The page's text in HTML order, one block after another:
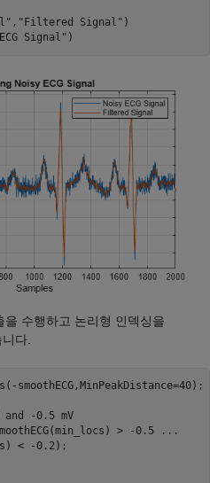
, "Filtered Signal" )
Signal" )
수행하고 논리형 인덱싱을
다.
and -0.5 mV
> -0.5
...
< -0.2);